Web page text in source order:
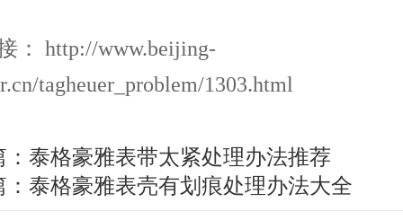
： http://www.beijing-
tagheuer_problem/1303.html
泰格豪雅表带太紧处理办法推荐
泰格豪雅表壳有划痕处理办法大全